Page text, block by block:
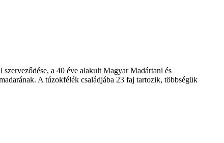
a 40 éve alakult Magyar Madártani és
A túzokfélék családjába 23 faj tartozik, többségük